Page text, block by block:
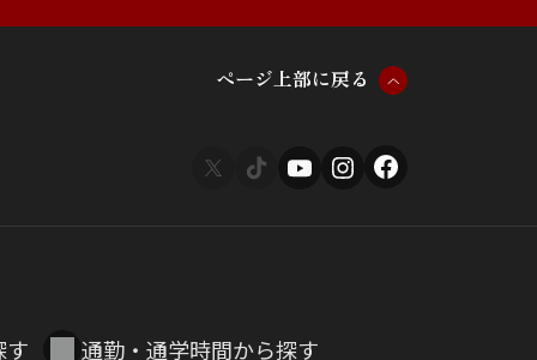
ページ上部に戻る
す
通勤・通学時間から探す